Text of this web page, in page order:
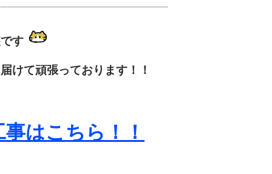
す
けて頑張っております！！
はこちら！！